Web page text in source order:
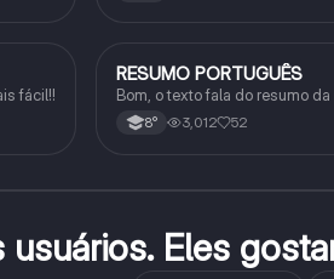
fácil!!
Português
RESUMO PORTUGUÊS
Bom, o texto fala do resumo
8° 3,012 52
usuários. Eles